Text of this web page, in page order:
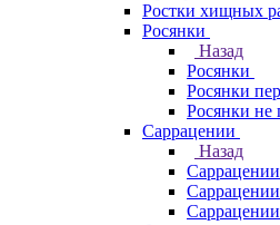
Ростки хищных
Росянки
Назад
Росянки
Росянки
Росянки не
Саррацении
Назад
Саррацении